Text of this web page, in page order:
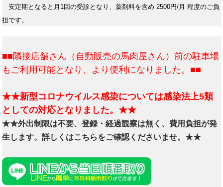
安定期となると月1回の受診となり、薬剤料を含め 2500円/月 程度のご負
担です。
■■隣接店舗さん（自動販売の馬肉屋さん）前の駐車場
もご利用可能となり、より便利になりました。■■
★★新型コロナウイルス感染については感染法上5類
としての対応となりました。★★
★★外出制限は不要、登録・経過観察は無く、費用負担が発
生します。詳しくはこちらをご確認くださいませ。★★